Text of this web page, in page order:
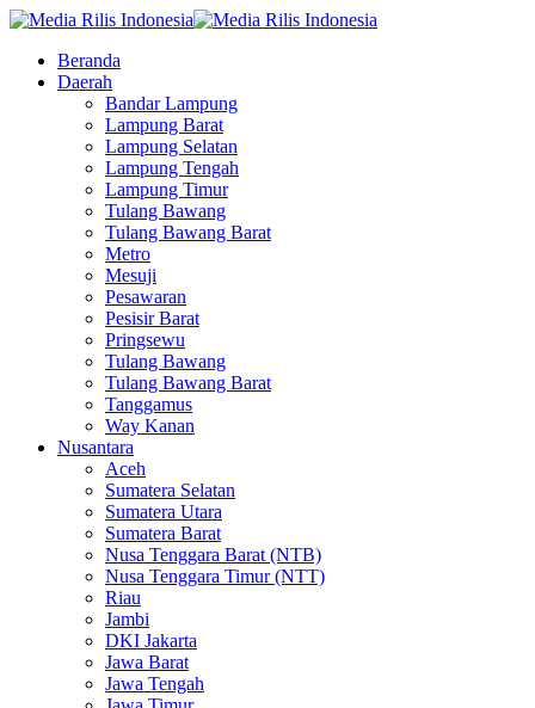
Beranda
Daerah
Bandar Lampung
Lampung Barat
Lampung Selatan
Lampung Tengah
Lampung Timur
Tulang Bawang
Tulang Bawang Barat
Metro
Mesuji
Pesawaran
Pesisir Barat
Pringsewu
Tulang Bawang
Tulang Bawang Barat
Tanggamus
Way Kanan
Nusantara
Aceh
Sumatera Selatan
Sumatera Utara
Sumatera Barat
Nusa Tenggara Barat (NTB)
Nusa Tenggara Timur (NTT)
Riau
Jambi
DKI Jakarta
Jawa Barat
Jawa Tengah